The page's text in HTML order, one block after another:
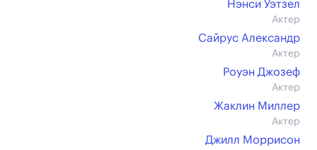
Нэнси Уэтзел
Актер
Сайрус Александр
Актер
Роуэн Джозеф
Актер
Жаклин Миллер
Актер
Джилл Моррисон